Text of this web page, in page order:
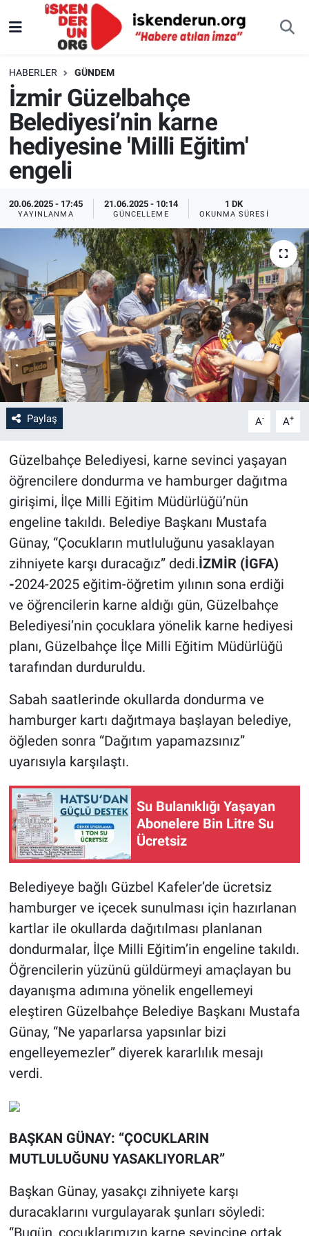
HABERLER GÜNDEM
İzmir Güzelbahçe
Belediyesi’nin karne
hediyesine 'Milli Eğitim'
engeli
20.06.2025 - 17:45
YAYINLANMA
21.06.2025 - 10:14
GÜNCELLEME
1 DK
OKUNMA SÜRESI
Paylaş A- A+
Güzelbahçe Belediyesi, karne sevinci yaşayan
öğrencilere dondurma ve hamburger dağıtma
girişimi, İlçe Milli Eğitim Müdürlüğü’nün
engeline takıldı. Belediye Başkanı Mustafa
Günay, “Çocukların mutluluğunu yasaklayan
zihniyete karşı duracağız” dedi.İZMİR (İGFA)
-2024-2025 eğitim-öğretim yılının sona erdiği
ve öğrencilerin karne aldığı gün, Güzelbahçe
Belediyesi’nin çocuklara yönelik karne hediyesi
planı, Güzelbahçe İlçe Milli Eğitim Müdürlüğü
tarafından durduruldu.
Sabah saatlerinde okullarda dondurma ve
hamburger kartı dağıtmaya başlayan belediye,
öğleden sonra “Dağıtım yapamazsınız”
uyarısıyla karşılaştı.
Su Bulanıklığı Yaşayan
Abonelere Bin Litre Su
Ücretsiz
Belediyeye bağlı Güzbel Kafeler’de ücretsiz
hamburger ve içecek sunulması için hazırlanan
kartlar ile okullarda dağıtılması planlanan
dondurmalar, İlçe Milli Eğitim’in engeline takıldı.
Öğrencilerin yüzünü güldürmeyi amaçlayan bu
dayanışma adımına yönelik engellemeyi
eleştiren Güzelbahçe Belediye Başkanı Mustafa
Günay, “Ne yaparlarsa yapsınlar bizi
engelleyemezler” diyerek kararlılık mesajı
verdi.
BAŞKAN GÜNAY: “ÇOCUKLARIN
MUTLULUĞUNU YASAKLIYORLAR”
Başkan Günay, yasakçı zihniyete karşı
duracaklarını vurgulayarak şunları söyledi:
“Bugün, çocuklarımızın karne sevincine ortak